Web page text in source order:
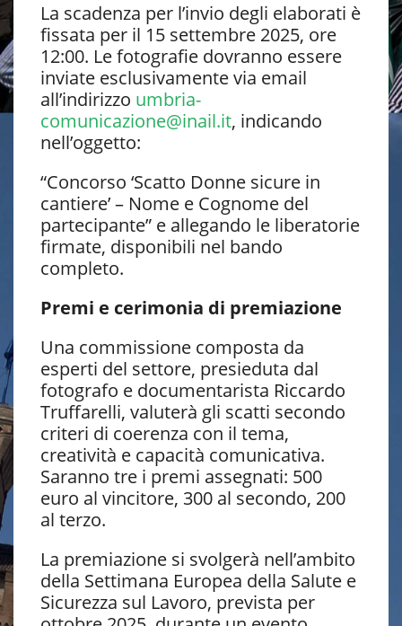
La scadenza per l’invio degli elaborati è
fissata per il 15 settembre 2025, ore
12:00. Le fotografie dovranno essere
inviate esclusivamente via email
all’indirizzo umbria-
comunicazione@inail.it, indicando
nell’oggetto:
“Concorso ‘Scatto Donne sicure in
cantiere’ – Nome e Cognome del
partecipante” e allegando le liberatorie
firmate, disponibili nel bando
completo.
Premi e cerimonia di premiazione
Una commissione composta da
esperti del settore, presieduta dal
fotografo e documentarista Riccardo
Truffarelli, valuterà gli scatti secondo
criteri di coerenza con il tema,
creatività e capacità comunicativa.
Saranno tre i premi assegnati: 500
euro al vincitore, 300 al secondo, 200
al terzo.
La premiazione si svolgerà nell’ambito
della Settimana Europea della Salute e
Sicurezza sul Lavoro, prevista per